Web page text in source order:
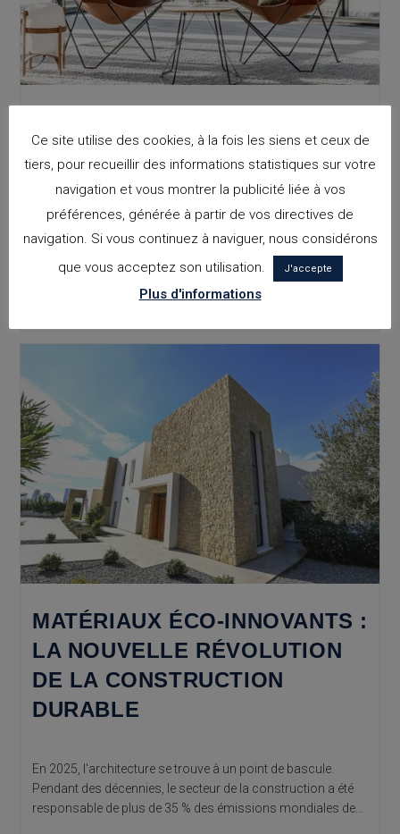
PLUS INCLUSIVE
La vision de l'architecture avec une perspective inclusive
part d'un postulat critique : les espaces construits ne sont
pas neutres. Reconnaître cette réalité est le premier pas vers
un changement…
MATÉRIAUX ÉCO-INNOVANTS :
LA NOUVELLE RÉVOLUTION
DE LA CONSTRUCTION
DURABLE
En 2025, l'architecture se trouve à un point de bascule.
Pendant des décennies, le secteur de la construction a été
responsable de plus de 35 % des émissions mondiales de…
Ce site utilise des cookies, à la fois les siens et ceux de
tiers, pour recueillir des informations statistiques sur votre
navigation et vous montrer la publicité liée à vos
préférences, générée à partir de vos directives de
navigation. Si vous continuez à naviguer, nous considérons
que vous acceptez son utilisation.
J'accepte
Plus d'informations